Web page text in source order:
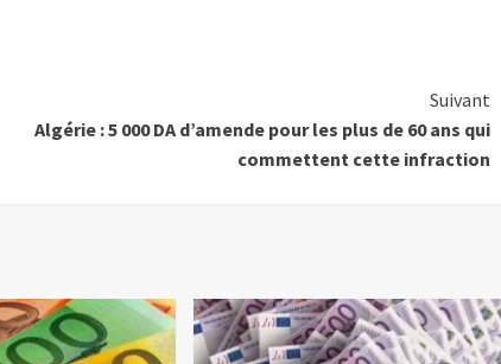
Suivant
Algérie : 5 000 DA d’amende pour les plus de 60 ans qui
commettent cette infraction